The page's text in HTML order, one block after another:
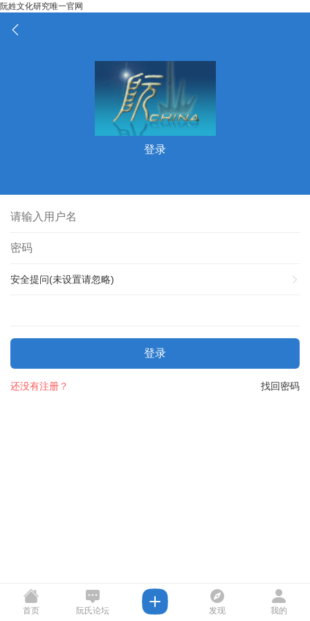
阮姓文化研究唯一官网
登录
安全提问(未设置请忽略)
登录
找回密码
还没有注册？
首页 阮氏论坛 发现 我的